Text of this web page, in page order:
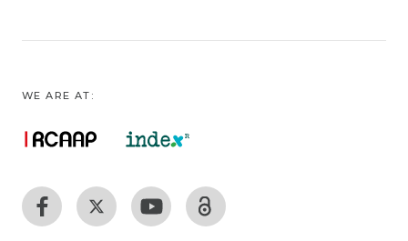
WE ARE AT: